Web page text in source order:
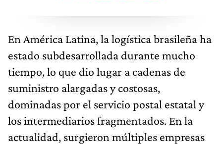
En América Latina, la logística brasileña ha
estado subdesarrollada durante mucho
tiempo, lo que dio lugar a cadenas de
suministro alargadas y costosas,
dominadas por el servicio postal estatal y
los intermediarios fragmentados. En la
actualidad, surgieron múltiples empresas